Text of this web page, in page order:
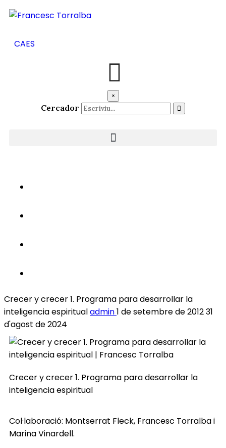
CAES
×
Cercador
Crecer y crecer 1. Programa para desarrollar la
inteligencia espiritualadmin1 de setembre de 201231
d'agost de 2024
Crecer y crecer 1. Programa para desarrollar la
inteligencia espiritual
Col·laboració: Montserrat Fleck, Francesc Torralba i
Marina Vinardell.